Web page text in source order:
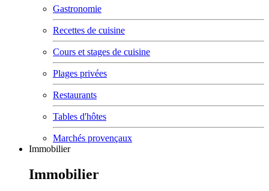
Gastronomie
Recettes de cuisine
Cours et stages de cuisine
Plages privées
Restaurants
Tables d'hôtes
Marchés provençaux
Immobilier
Immobilier